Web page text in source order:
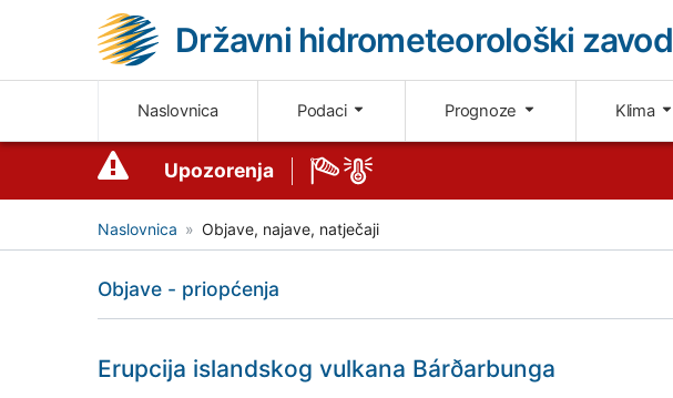
Državni hidrometeorološki zavod
Naslovnica Podaci Prognoze Klima
Upozorenja
Naslovnica Objave, najave, natječaji
Objave - priopćenja
Erupcija islandskog vulkana Bárðarbunga